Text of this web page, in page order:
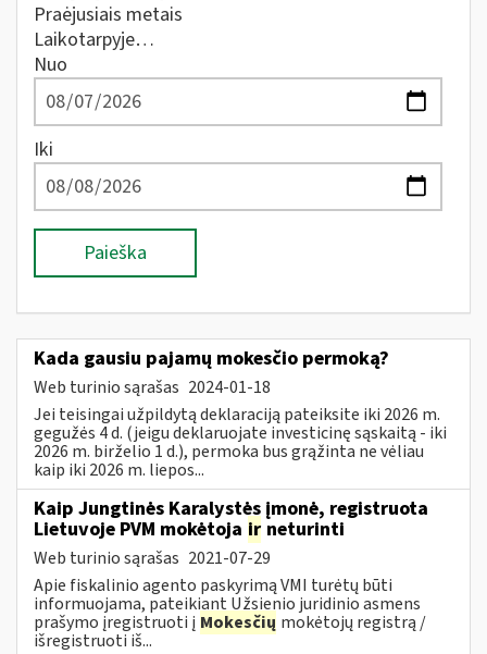
Praėjusiais metais
Laikotarpyje…
Nuo
Iki
Paieška
Kada gausiu pajamų mokesčio permoką?
Web turinio sąrašas 2024-01-18
Jei teisingai užpildytą deklaraciją pateiksite iki 2026 m.
gegužės 4 d. (jeigu deklaruojate investicinę sąskaitą - iki
2026 m. birželio 1 d.), permoka bus grąžinta ne vėliau
kaip iki 2026 m. liepos...
Kaip Jungtinės Karalystės įmonė, registruota
Lietuvoje PVM mokėtoja ir neturinti
Web turinio sąrašas 2021-07-29
Apie fiskalinio agento paskyrimą VMI turėtų būti
informuojama, pateikiant Užsienio juridinio asmens
prašymo įregistruoti į Mokesčių mokėtojų registrą /
išregistruoti iš...